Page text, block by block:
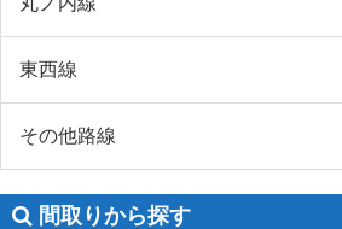
東西線
その他路線
間取りから探す